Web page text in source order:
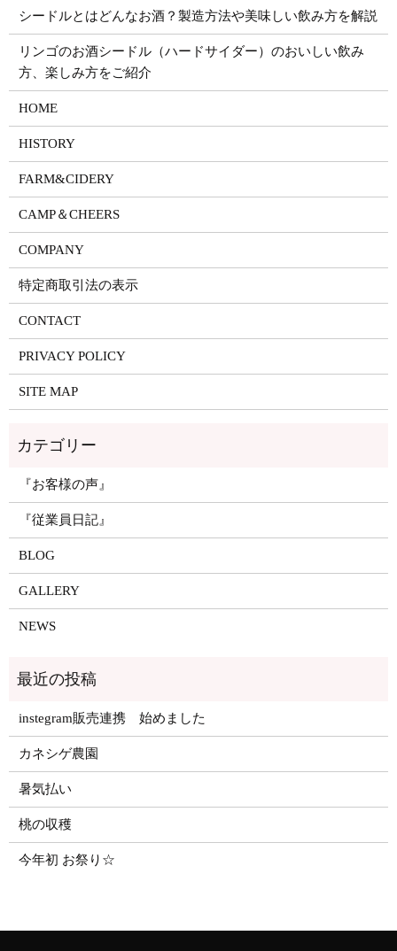
シードルとはどんなお酒？製造方法や美味しい飲み方を解説
リンゴのお酒シードル（ハードサイダー）のおいしい飲み
方、楽しみ方をご紹介
HOME
HISTORY
FARM&CIDERY
CAMP＆CHEERS
COMPANY
特定商取引法の表示
CONTACT
PRIVACY POLICY
SITE MAP
『お客様の声』
『従業員日記』
BLOG
GALLERY
NEWS
instegram販売連携 始めました
カネシゲ農園
暑気払い
桃の収穫
今年初 お祭り☆